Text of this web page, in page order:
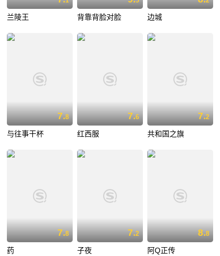
兰陵王 背靠背脸对脸 边城
7.8
与往事干杯
7.6
红西服
7.2
共和国之旗
7.8
药
7.2
子夜
8.8
阿Q正传